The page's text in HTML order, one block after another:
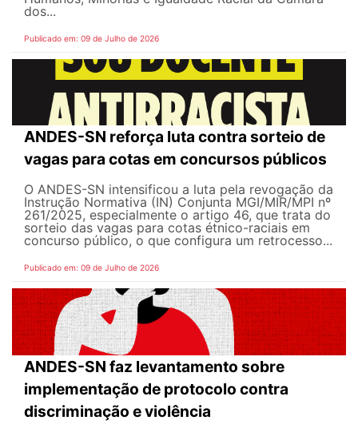
dos...
Publicado em: 09 de Julho de 2026
ANDES-SN reforça luta contra sorteio de
vagas para cotas em concursos públicos
O ANDES-SN intensificou a luta pela revogação da
Instrução Normativa (IN) Conjunta MGI/MIR/MPI nº
261/2025, especialmente o artigo 46, que trata do
sorteio das vagas para cotas étnico-raciais em
concurso público, o que configura um retrocesso...
Publicado em: 09 de Julho de 2026
ANDES-SN faz levantamento sobre
implementação de protocolo contra
discriminação e violência